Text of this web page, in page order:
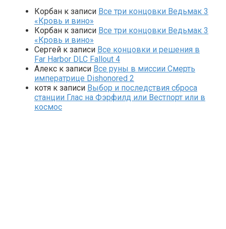
Корбан к записи Все три концовки Ведьмак 3
«Кровь и вино»
Корбан к записи Все три концовки Ведьмак 3
«Кровь и вино»
Сергей к записи Все концовки и решения в
Far Harbor DLC Fallout 4
Алекс к записи Все руны в миссии Смерть
императрице Dishonored 2
котя к записи Выбор и последствия сброса
станции Глас на Фэрфилд или Вестпорт или в
космос